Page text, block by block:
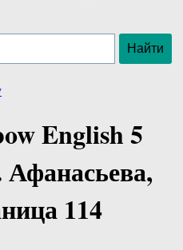
English 5
Афанасьева,
114